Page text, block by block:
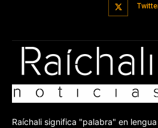
Raíchali significa "palabra" en